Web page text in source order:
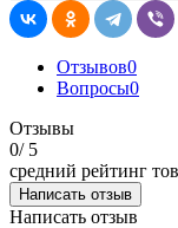
Отзывов0
Вопросы0
Отзывы
0/ 5
средний рейтинг
Написать отзыв
Написать отзыв